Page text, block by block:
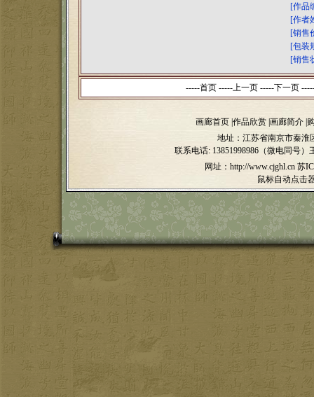
[作品
[作者
[销售
[包装
[销售
-----首页 -----上一页 -----下一页
画廊首页 作品欣赏 画廊简介
地址：江苏省南京市秦淮
联系电话: 13851998986（微电同号）
网址：http://www.cjghl.cn 苏
鼠标自动点击